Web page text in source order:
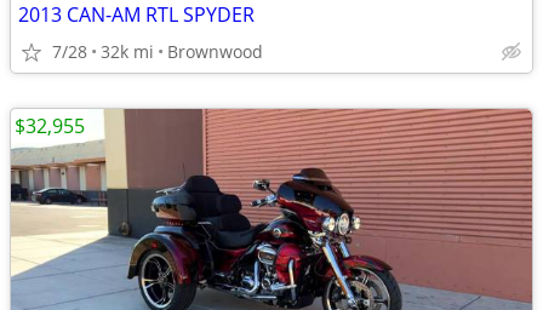
2013 CAN-AM RTL SPYDER
7/28 32k mi Brownwood
$32,955